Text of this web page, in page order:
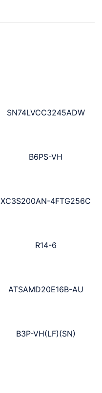
SN74LVCC3245ADW
B6PS-VH
XC3S200AN-4FTG256C
R14-6
ATSAMD20E16B-AU
B3P-VH(LF)(SN)